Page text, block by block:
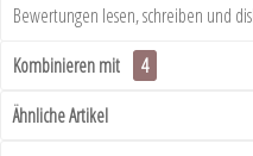
Bewertungen lesen, schreiben und
Kombinieren mit
4
Ähnliche Artikel